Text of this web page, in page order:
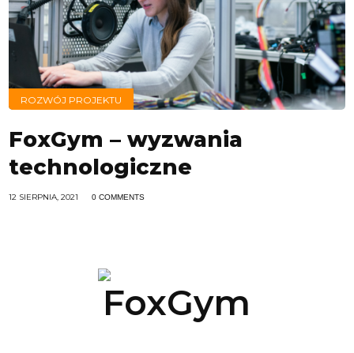
ROZWÓJ PROJEKTU
FoxGym – wyzwania
technologiczne
12 SIERPNIA, 2021 0 COMMENTS